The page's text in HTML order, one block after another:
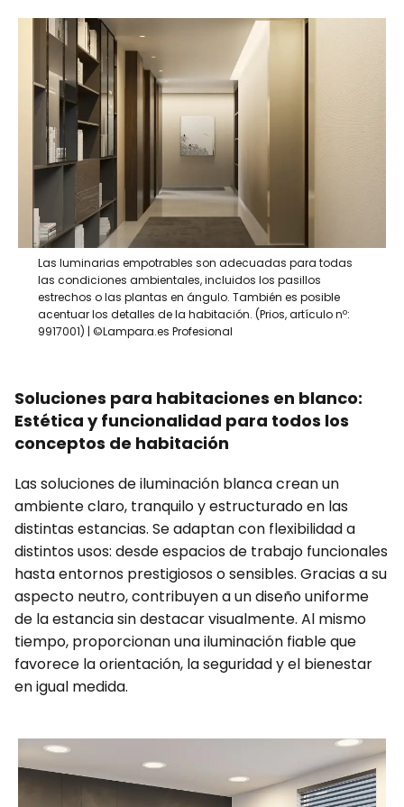
Las luminarias empotrables son adecuadas para todas
las condiciones ambientales, incluidos los pasillos
estrechos o las plantas en ángulo. También es posible
acentuar los detalles de la habitación. (Prios, artículo nº:
9917001) | ©Lampara.es Profesional
Soluciones para habitaciones en blanco:
Estética y funcionalidad para todos los
conceptos de habitación
Las soluciones de iluminación blanca crean un
ambiente claro, tranquilo y estructurado en las
distintas estancias. Se adaptan con flexibilidad a
distintos usos: desde espacios de trabajo funcionales
hasta entornos prestigiosos o sensibles. Gracias a su
aspecto neutro, contribuyen a un diseño uniforme
de la estancia sin destacar visualmente. Al mismo
tiempo, proporcionan una iluminación fiable que
favorece la orientación, la seguridad y el bienestar
en igual medida.